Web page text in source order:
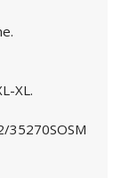
XL.
35270SOSM